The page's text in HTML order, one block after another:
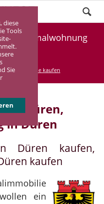
diese
Tools
Sie
Denkmalwohnung
kaufen
in Düren,
in Düren
Düren kaufen,
kaufen
ein